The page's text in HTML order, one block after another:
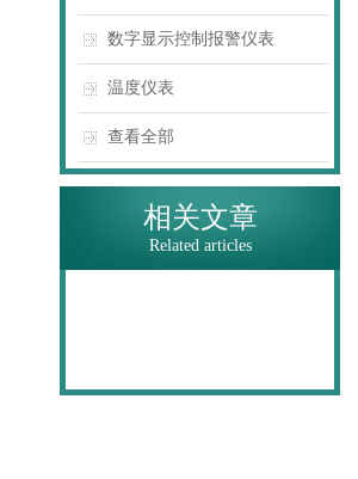
数字显示控制报警仪表
温度仪表
查看全部
相关文章
Related articles